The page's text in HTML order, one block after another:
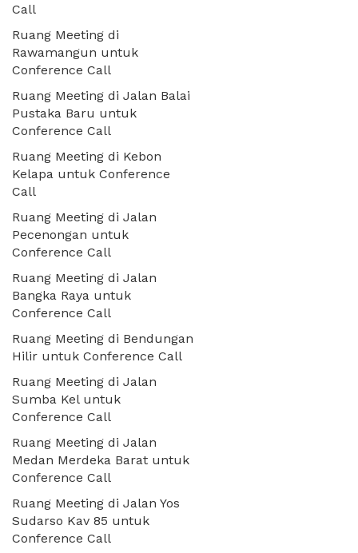
Call
Ruang Meeting di
Rawamangun untuk
Conference Call
Ruang Meeting di Jalan Balai
Pustaka Baru untuk
Conference Call
Ruang Meeting di Kebon
Kelapa untuk Conference
Call
Ruang Meeting di Jalan
Pecenongan untuk
Conference Call
Ruang Meeting di Jalan
Bangka Raya untuk
Conference Call
Ruang Meeting di Bendungan
Hilir untuk Conference Call
Ruang Meeting di Jalan
Sumba Kel untuk
Conference Call
Ruang Meeting di Jalan
Medan Merdeka Barat untuk
Conference Call
Ruang Meeting di Jalan Yos
Sudarso Kav 85 untuk
Conference Call